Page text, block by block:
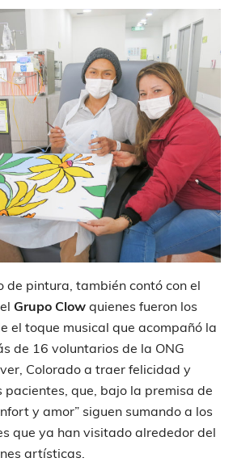
de pintura, también contó con el
Grupo Clow quienes fueron los
el toque musical que acompañó la
de 16 voluntarios de la ONG
Colorado a traer felicidad y
pacientes, que, bajo la premisa de
y amor” siguen sumando a los
que ya han visitado alrededor del
artísticas.